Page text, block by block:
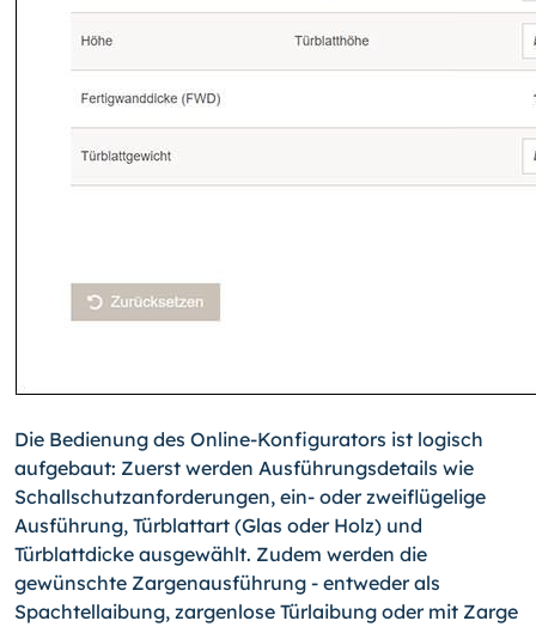
Die Bedienung des Online-Konfigurators ist logisch
aufgebaut: Zuerst werden Ausführungsdetails wie
Schallschutzanforderungen, ein- oder zweiflügelige
Ausführung, Türblattart (Glas oder Holz) und
Türblattdicke ausgewählt. Zudem werden die
gewünschte Zargenausführung - entweder als
Spachtellaibung, zargenlose Türlaibung oder mit Zarge